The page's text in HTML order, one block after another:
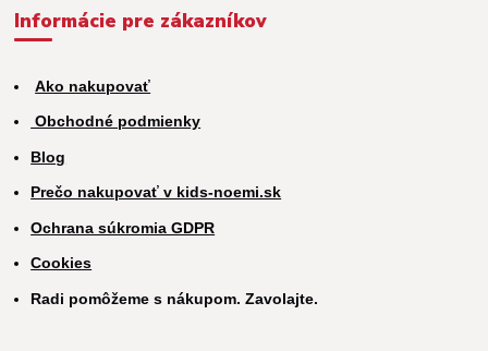
Informácie pre zákazníkov
Ako nakupovať
Obchodné podmienky
Blog
Prečo nakupovať v kids-noemi.sk
Ochrana súkromia GDPR
Cookies
Radi pomôžeme s nákupom. Zavolajte.